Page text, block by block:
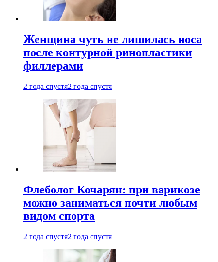
Женщина чуть не лишилась носа
после контурной ринопластики
филлерами
2 года спустя2 года спустя
Флеболог Кочарян: при варикозе
можно заниматься почти любым
видом спорта
2 года спустя2 года спустя